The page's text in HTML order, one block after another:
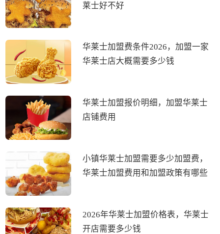
莱士好不好
华莱士加盟费条件2026，加盟一家
华莱士店大概需要多少钱
华莱士加盟报价明细，加盟华莱士
店铺费用
小镇华莱士加盟需要多少加盟费，
华莱士加盟费用和加盟政策有哪些
2026年华莱士加盟价格表，华莱士
开店需要多少钱